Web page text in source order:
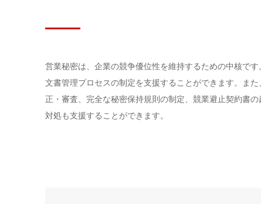
営業秘密は、企業の競争優位性を維持するための中核で
文書管理プロセスの制定を支援することができます。ま
正・審査、完全な秘密保持規則の制定、競業避止契約書
対処も支援することができます。